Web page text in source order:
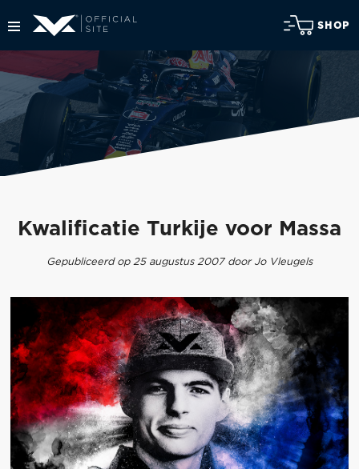
SHOP
Kwalificatie Turkije voor Massa
Gepubliceerd op 25 augustus 2007 door Jo Vleugels